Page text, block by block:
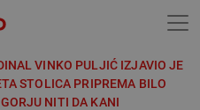
VINKO PULJIĆ IZJAVIO JE
STOLICA PRIPREMA BILO
NITI DA KANI